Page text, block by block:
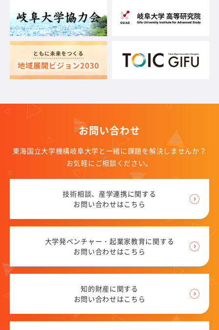
お問い合わせ
東海国立大学機構岐阜大学と一緒に課題を解決しませんか？
お気軽にご相談ください。
技術相談、産学連携に関する
お問い合わせはこちら
大学発ベンチャー・起業家教育に関する
お問い合わせはこちら
知的財産に関する
お問い合わせはこちら